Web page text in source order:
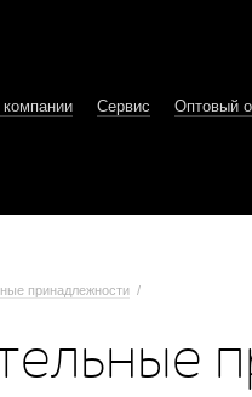
Сервис Оптовый
принадлежности /